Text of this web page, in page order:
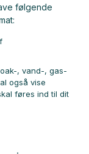
følgende
, vand-, gas-
også vise
føres ind til dit